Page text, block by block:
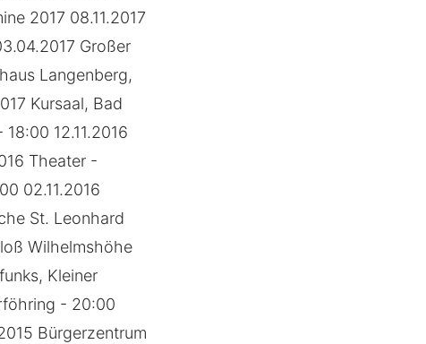
2017 08.11.2017
Großer
Langenberg,
Kursaal, Bad
12.11.2016
Theater -
02.11.2016
St. Leonhard
Wilhelmshöhe
Kleiner
- 20:00
Bürgerzentrum